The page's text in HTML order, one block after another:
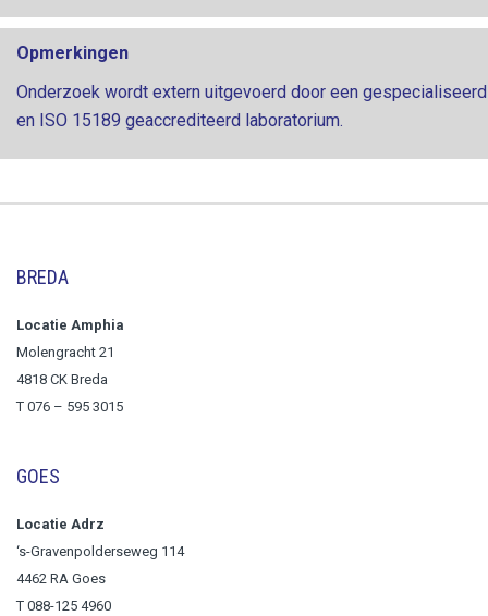
Opmerkingen
Onderzoek wordt extern uitgevoerd door een gespecialiseerd
en ISO 15189 geaccrediteerd laboratorium.
BREDA
Locatie Amphia
Molengracht 21
4818 CK Breda
T 076 – 595 3015
GOES
Locatie Adrz
‘s-Gravenpolderseweg 114
4462 RA Goes
T 088-125 4960